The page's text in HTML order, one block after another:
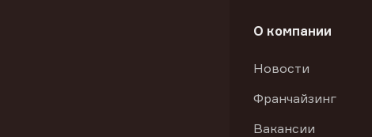
О компании
Новости
Франчайзинг
Вакансии